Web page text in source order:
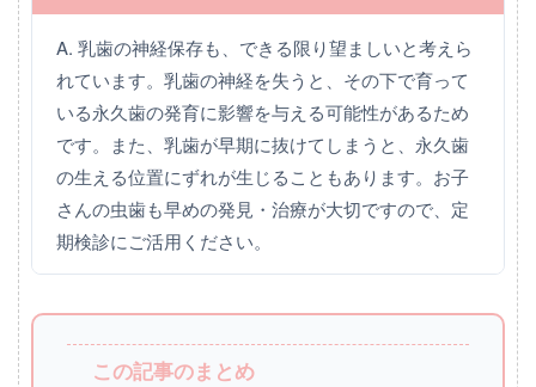
A. 乳歯の神経保存も、できる限り望ましいと考えら
れています。乳歯の神経を失うと、その下で育って
いる永久歯の発育に影響を与える可能性があるため
です。また、乳歯が早期に抜けてしまうと、永久歯
の生える位置にずれが生じることもあります。お子
さんの虫歯も早めの発見・治療が大切ですので、定
期検診にご活用ください。
この記事のまとめ